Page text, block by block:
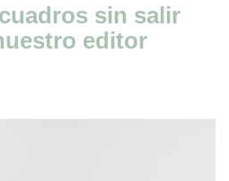
sin salir
editor